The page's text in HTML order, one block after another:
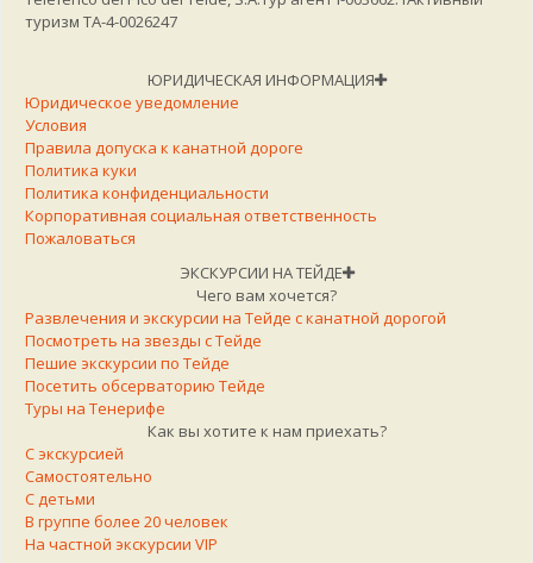
Ассорти из хлеба, канарских сыров и
Фуэртевентуры, Гран-Канарии и Тенерифе)
Поджаренный хлеб бриошь с супом из шпината
и грибов с кремом из подкопченного сыра
Мини кукурузная лепешка с маринованным
тофу, рукколой и майонезом из лимона с легкой
остротой (Канарский авокадо)
Карпаччо из кабачка с острым чесноком, соусом
тартар, сухариками, свежей и ароматной
зеленью (содержит яйца, сою, глютен)
Муссовый флан, кофейное печенье и шербет/
мороженое дня
Предложение Бранча для детей
Апельсиновый сок
Молочный шоколад
Выпечка и хлеб на выбор
Джем и сливочное масло (Джемы делаются из
местных продуктов по сезону)
туризм TA-4-0026247
ЮРИДИЧЕСКАЯ ИНФОРМАЦИЯ
Юридическое уведомление
Условия
Правила допуска к канатной дороге
Политика куки
Политика конфиденциальности
Корпоративная социальная ответственность
Пожаловаться
ЭКСКУРСИИ НА ТЕЙДЕ
Чего вам хочется?
Развлечения и экскурсии на Тейде с канатной дорогой
Посмотреть на звезды с Тейде
Пешие экскурсии по Тейде
Посетить обсерваторию Тейде
Туры на Тенерифе
Как вы хотите к нам приехать?
С экскурсией
Самостоятельно
С детьми
В группе более 20 человек
На частной экскурсии VIP